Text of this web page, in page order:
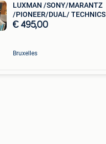
LUXMAN /SONY/MARANTZ
/PIONEER/DUAL/ TECHNICS
€ 495,00
Bruxelles